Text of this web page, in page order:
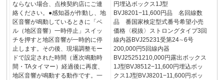
ならない場合、点検契約店にご連
絡ください。●感知器が作動し、地
区音響が鳴動しているときに「ベ
ル（地区音響）一時停止」スイッ
チを押すと地区音響が一時的に停
止します。その後、現場調整モー
ドで設定された時間（逐次鳴動時
間・TAタイマー）経過後に再度、
地区音響が鳴動する動作です。一
円埋込ボックス1J型
BVJ8201−11,600円品 名回線数
品 番国家検定型式番号希望小売
価格〈税抜〉ストロングタイプ3回
線内器BVJ25231受第24∼6号
200,000円5回線内器
BVJ25251210,000円露出ボックス
1J型BVJ8512−11,600円埋込ボッ
クス1J型BVJ8201−11,600円ボッ